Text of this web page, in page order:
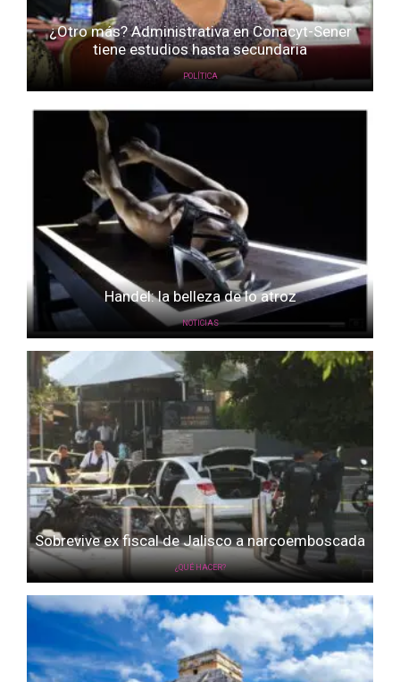
¿Otro más? Administrativa en Conacyt-Sener
tiene estudios hasta secundaria
POLÍTICA
Handel: la belleza de lo atroz
NOTICIAS
Sobrevive ex fiscal de Jalisco a narcoemboscada
¿QUÉ HACER?